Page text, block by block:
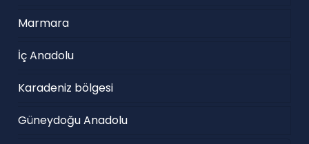
Marmara
İç Anadolu
Karadeniz bölgesi
Güneydoğu Anadolu